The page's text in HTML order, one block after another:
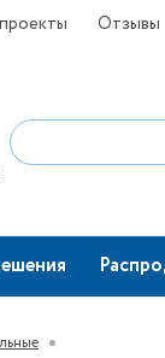
Отзывы